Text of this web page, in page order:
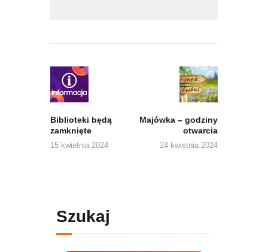
wpisu
Biblioteki będą
zamknięte
15 kwietnia 2024
Majówka – godziny
otwarcia
24 kwietnia 2024
Szukaj